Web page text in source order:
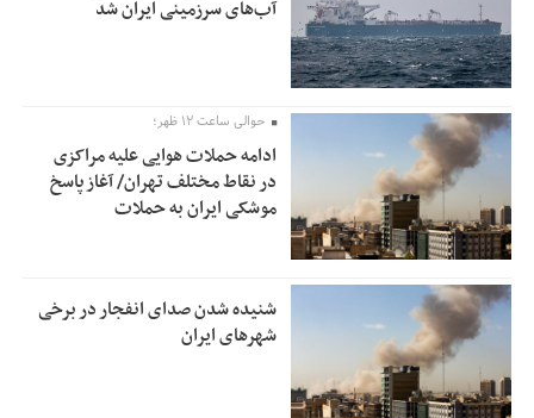
آب‌های سرزمینی ایران شد
حوالی ساعت ۱۲ ظهر؛
ادامه حملات هوایی علیه مراکزی
در نقاط مختلف تهران/ آغاز پاسخ
موشکی ایران به حملات
شنیده شدن صدای انفجار در برخی
شهرهای ایران